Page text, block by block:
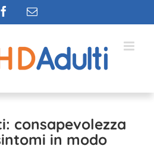
FacebookEmail
consapevolezza
in modo